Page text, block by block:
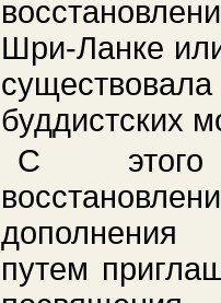
Шри-Ланке
буддистских
С этого
дополнения
путем